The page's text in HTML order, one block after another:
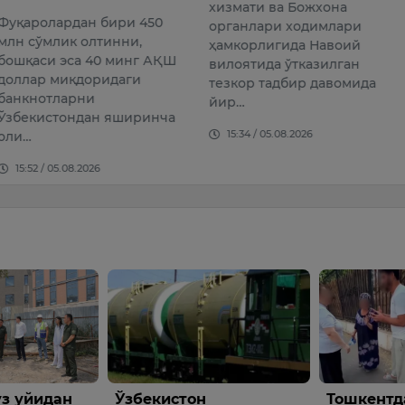
бири 450
олтинни,
40 минг АҚШ
яширинча
хизмати ва Божхона
органлари ходимлари
ҳамкорлигида Навоий
вилоятида ўтказилган
тезкор тадбир давомида
15:34 / 05.08.2026
Фабио
ҳақида
14:50 /
Тошкентда маст йигит